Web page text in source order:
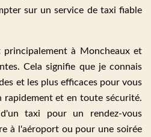
sur un service de taxi fiable
à Moncheaux et
Cela signifie que je connais
et les plus efficaces pour vous
rapidement et en toute sécurité.
taxi pour un rendez-vous
à l'aéroport ou pour une soirée